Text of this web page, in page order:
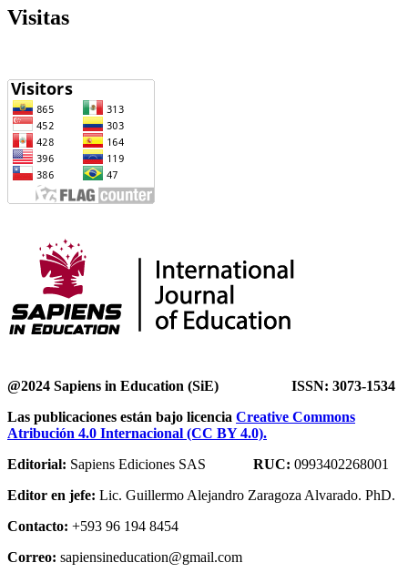
Visitas
@2024 Sapiens in Education (SiE) ISSN: 3073-1534
Las publicaciones están bajo licencia Creative Commons
Atribución 4.0 Internacional (CC BY 4.0).
Editorial: Sapiens Ediciones SAS RUC: 0993402268001
Editor en jefe: Lic. Guillermo Alejandro Zaragoza Alvarado. PhD.
Contacto: +593 96 194 8454
Correo: sapiensineducation@gmail.com